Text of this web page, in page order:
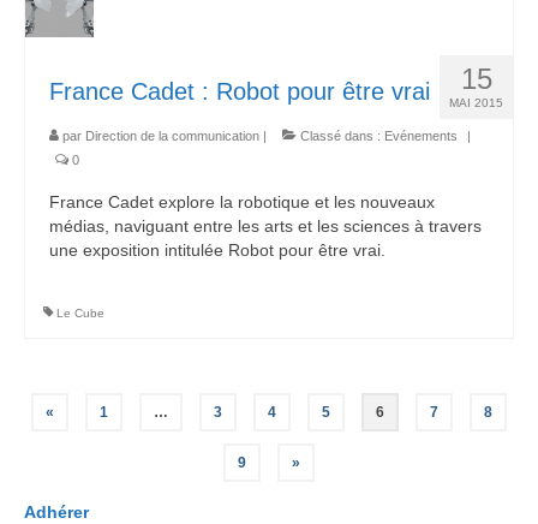
15
MAI 2015
France Cadet : Robot pour être vrai
par Direction de la communication | Classé dans : Evénements
|
0
France Cadet explore la robotique et les nouveaux
médias, naviguant entre les arts et les sciences à travers
une exposition intitulée Robot pour être vrai.
Le Cube
Pagination
publications
« 1 … 3 4 5 6 7 8
9 »
Adhérer